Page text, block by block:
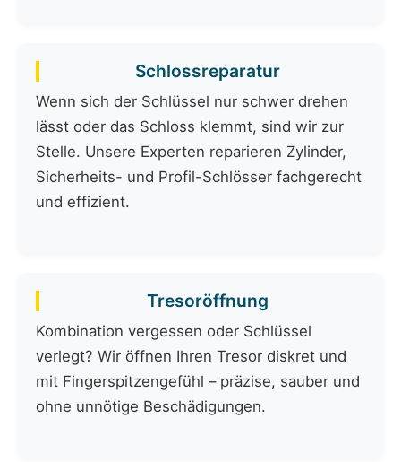
Schlossreparatur
Wenn sich der Schlüssel nur schwer drehen
lässt oder das Schloss klemmt, sind wir zur
Stelle. Unsere Experten reparieren Zylinder,
Sicherheits- und Profil-Schlösser fachgerecht
und effizient.
Tresoröffnung
Kombination vergessen oder Schlüssel
verlegt? Wir öffnen Ihren Tresor diskret und
mit Fingerspitzengefühl – präzise, sauber und
ohne unnötige Beschädigungen.